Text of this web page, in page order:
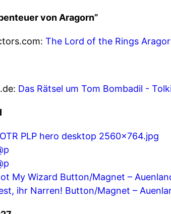
von Aragorn”
The Lord of the Rings
Das Rätsel um Tom Bombadil -
PLP hero desktop 2560x764.jpg
My Wizard Button/Magnet –
ihr Narren! Button/Magnet –